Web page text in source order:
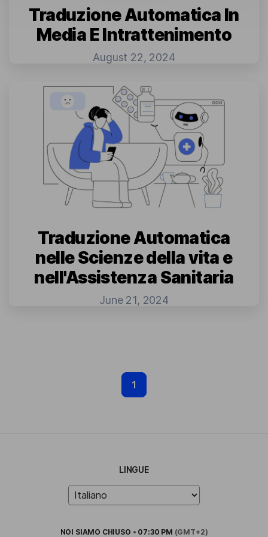
Traduzione Automatica In
Media E Intrattenimento
August 22, 2024
Traduzione Automatica
nelle Scienze della vita e
nell'Assistenza Sanitaria
June 21, 2024
1
LINGUE
NOI SIAMO CHIUSO • 07:30 PM (GMT+2)